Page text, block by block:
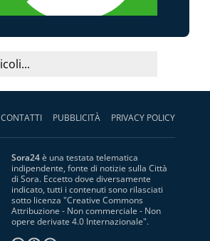
CONTATTI PUBBLICITÀ PRIVACY POLICY
Sora24è una testata telematica
indipendente, fonte di notizie sulla Città
di Sora. Eccetto dove diversamente
indicato, tutti i contenuti sono rilasciati
sotto licenza "Creative Commons
Attribuzione - Non commerciale - Non
opere derivate 4.0 Internazionale".